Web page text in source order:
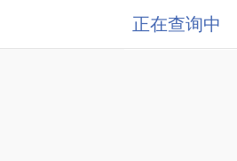
正在查询中